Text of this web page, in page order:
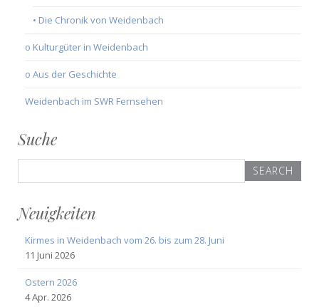
• Die Chronik von Weidenbach
o Kulturgüter in Weidenbach
o Aus der Geschichte
Weidenbach im SWR Fernsehen
Suche
for:
Neuigkeiten
Kirmes in Weidenbach vom 26. bis zum 28. Juni
11 Juni 2026
Ostern 2026
4 Apr. 2026